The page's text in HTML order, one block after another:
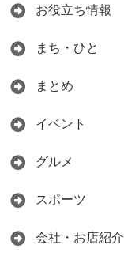
お役立ち情報
まち・ひと
まとめ
イベント
グルメ
スポーツ
会社・お店紹介